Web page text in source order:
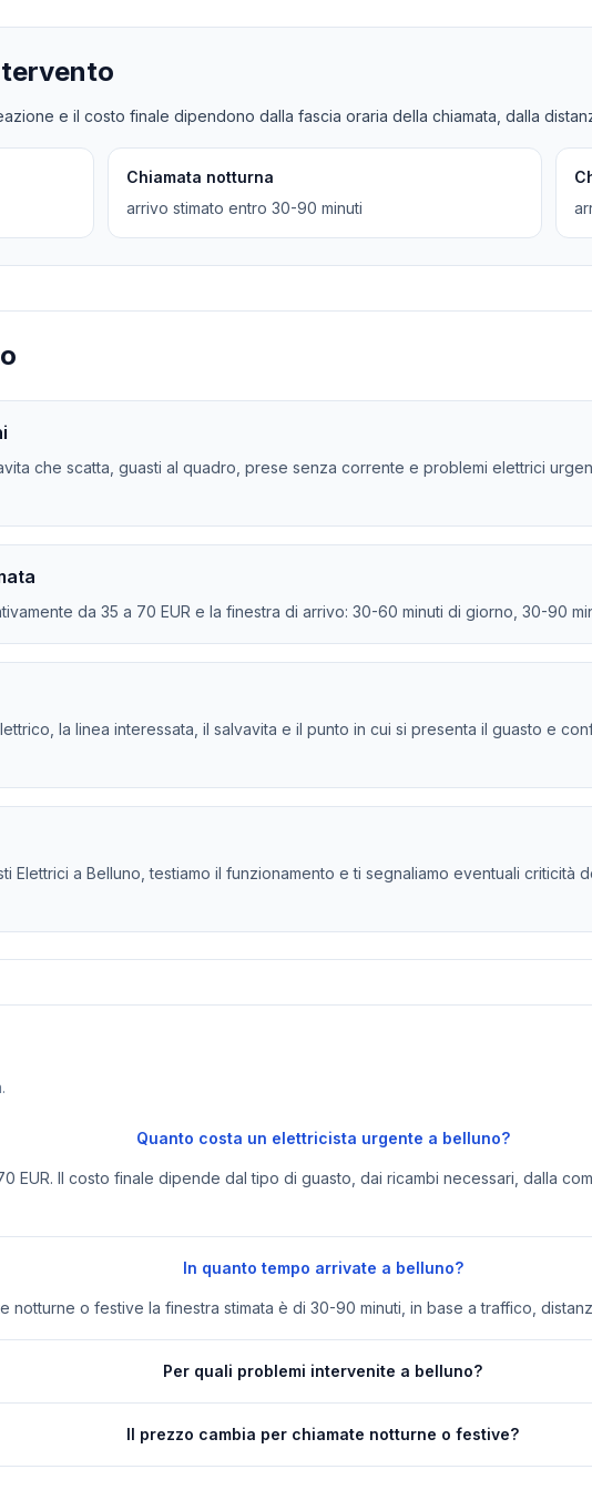
e il costo finale dipendono dalla fascia oraria della chiamata, dalla
Chiamata notturna
arrivo stimato entro 30-90 minuti
che scatta, guasti al quadro, prese senza corrente e problemi elettrici
da 35 a 70 EUR e la finestra di arrivo: 30-60 minuti di giorno, 30-90
la linea interessata, il salvavita e il punto in cui si presenta il guasto e
Elettrici a Belluno, testiamo il funzionamento e ti segnaliamo eventuali
Quanto costa un elettricista urgente a belluno?
EUR. Il costo finale dipende dal tipo di guasto, dai ricambi necessari, dalla
In quanto tempo arrivate a belluno?
notturne o festive la finestra stimata è di 30-90 minuti, in base a traffico,
Per quali problemi intervenite a belluno?
Il prezzo cambia per chiamate notturne o festive?